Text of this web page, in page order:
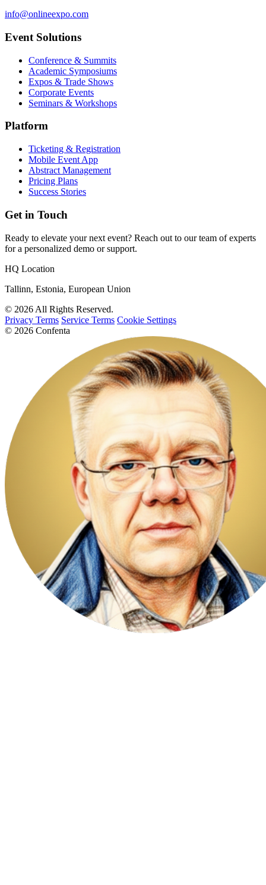
info@onlineexpo.com
Event Solutions
Conference & Summits
Academic Symposiums
Expos & Trade Shows
Corporate Events
Seminars & Workshops
Platform
Ticketing & Registration
Mobile Event App
Abstract Management
Pricing Plans
Success Stories
Get in Touch
Ready to elevate your next event? Reach out to our team of experts
for a personalized demo or support.
HQ Location
Tallinn, Estonia, European Union
© 2026 All Rights Reserved.
Privacy Terms Service Terms Cookie Settings
© 2026 Confenta